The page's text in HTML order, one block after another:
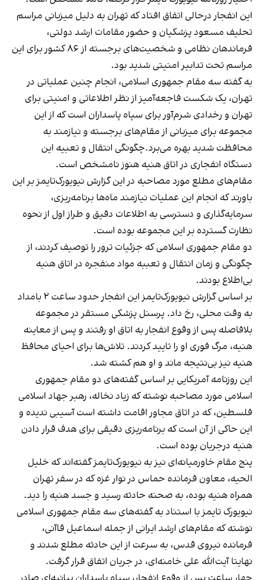
این انفجار درحالی اتفاق افتاد که تهران به دلیل میزبانی مراسم
تحلیف مسعود پزشکیان و حضور مقامات ارشد دولتی،
فرماندهان نظامی و شخصیت‌های برجسته از ۸۶ کشور برای این
مراسم تحت تدابیر امنیتی شدید بود.
به گفته سه مقام جمهوری اسلامی، انجام چنین عملیاتی در
تهران، یک شکست فاجعه‌آمیز از نظر اطلاعاتی و امنیتی برای
تهران و رخدادی شرم‌آور برای سپاه پاسداران است که از این
مجموعه برای میزبانی از مقام‌های برجسته و نیازمند به
محافظت شدید بهره می‌برد.چگونگی انتقال و تعبیه این
دستگاه انفجاری در اتاق هنیه هنوز نامشخص است.
مقام‌های مطلع مورد مصاحبه در این گزارش نیویورک‌تایمز بر این
باورند که انجام این عملیات نیازمند ماه‌ها برنامه‌ریزی،
سرمایه‌گذاری و دسترسی به اطلاعات دقیق و طراز اول از نحوه
نظارت گسترده بر این مجموعه بوده است.
دو مقام جمهوری اسلامی که جزئیات ترور را توصیف کردند، از
چگونگی و زمان انتقال و تعببه مواد منفجره در اتاق هنیه
بی‌اطلاع بودند.
بر اساس گزارش نیویورک‌تایمز این انفجار حدود ساعت ۲ بامداد
به وقت محلی، رخ داد. پرسنل پزشکی مستقر در مجموعه
بلافاصله پس از وقوع انفجار به اتاق او رفتند و پس از معاینه
هنیه، مرگ فوری او را تایید کردند. تلاش‌ها برای احیای محافظ
هنیه نیز بی‌نتیجه ماند و او هم کشته شد.
این روزنامه آمریکایی بر اساس گفته‌های دو مقام جمهوری
اسلامی مورد مصاحبه نوشته که زیاد نخاله، رهبر جهاد اسلامی
فلسطین، که در اتاق مجاور اقامت داشته است آسیبی ندیده و
این حاکی از آن است که برنامه‌ریزی دقیقی برای هدف قرار دادن
هنیه درجریان بوده است.
پنج مقام خاورمیانه‌ای نیز به نیویورک‌تایمز گفته‌اند که خلیل
الحیه، معاون فرمانده حماس در نوار غزه که در سفر تهران
همراه هنیه بوده، به صحنه حادثه رسید و جسد هنیه را دید.
نیویورک تایمز با استناد به گفته‌های سه مقام جمهوری اسلامی
نوشته که مقام‌های ارشد ایرانی از جمله اسماعیل قاآنی،
فرمانده نیروی قدس، به سرعت از این حادثه مطلع شدند و
نهایتا آیت‌الله علی خامنه‌ای، در جریان اتفاق قرار گرفت.